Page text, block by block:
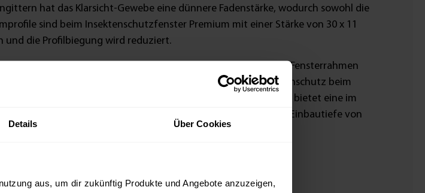
Details Über Cookies
aus, um dir zukünftig Produkte und Angebote anzuzeigen,
hat das Klarsicht-Gewebe eine dünnere Fadenstärke, wodurch sowohl die
sind beim Insektenschutzfenster Premium mit einer Stärke von 30 x 11
und die Profilbiegung wird reduziert.
in den Fensterrahmen eingehängt, also nicht dauerhaft am Fensterrahmen
ihn nicht benötigst. Die Grifflaschen, mit denen der Insektenschutz beim
Zusätzlichen Schutz vor kleineren Kriech- und Krabbeltieren bietet eine im
hinter einem Rolladen einbauen, dann beachte bitte die Einbautiefe von